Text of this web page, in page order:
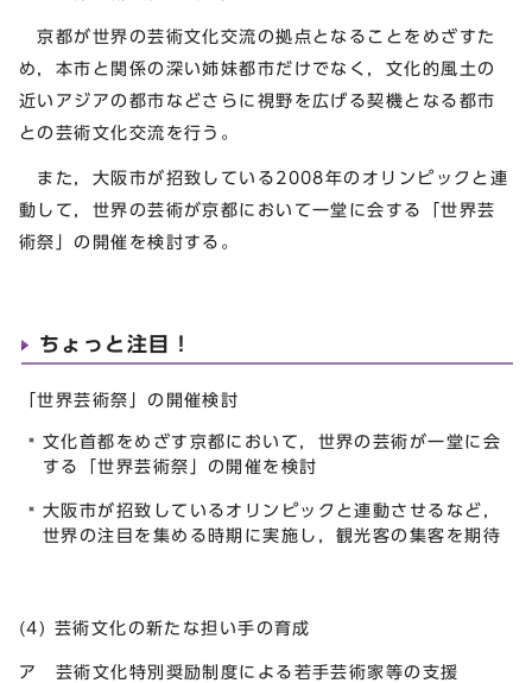
京都が世界の芸術文化交流の拠点となることをめざすた
め，本市と関係の深い姉妹都市だけでなく，文化的風土の
近いアジアの都市などさらに視野を広げる契機となる都市
との芸術文化交流を行う。
また，大阪市が招致している2008年のオリンピックと連
動して，世界の芸術が京都において一堂に会する「世界芸
術祭」の開催を検討する。
ちょっと注目！
「世界芸術祭」の開催検討
文化首都をめざす京都において，世界の芸術が一堂に会
する「世界芸術祭」の開催を検討
大阪市が招致しているオリンピックと連動させるなど，
世界の注目を集める時期に実施し，観光客の集客を期待
(4) 芸術文化の新たな担い手の育成
ア 芸術文化特別奨励制度による若手芸術家等の支援